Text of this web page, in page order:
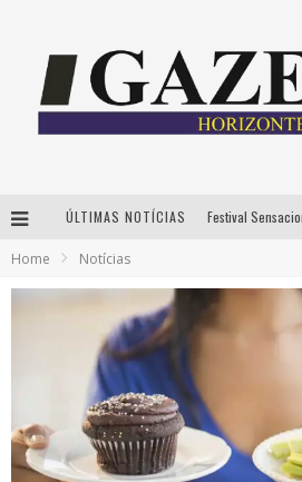
ÚLTIMAS NOTÍCIAS
Home Notícias